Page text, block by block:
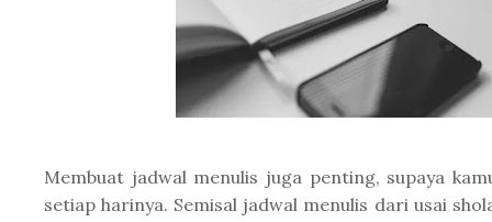
Membuat jadwal menulis juga penting, supaya
setiap harinya. Semisal jadwal menulis dari usai